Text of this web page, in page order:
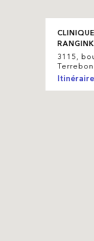
3115,
Itinéraire